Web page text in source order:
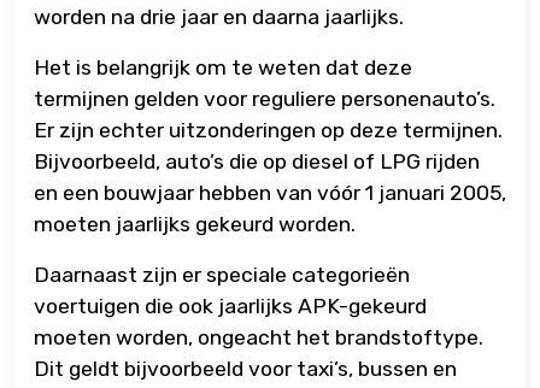
worden na drie jaar en daarna jaarlijks.
Het is belangrijk om te weten dat deze
termijnen gelden voor reguliere personenauto’s.
Er zijn echter uitzonderingen op deze termijnen.
Bijvoorbeeld, auto’s die op diesel of LPG rijden
en een bouwjaar hebben van vóór 1 januari 2005,
moeten jaarlijks gekeurd worden.
Daarnaast zijn er speciale categorieën
voertuigen die ook jaarlijks APK-gekeurd
moeten worden, ongeacht het brandstoftype.
Dit geldt bijvoorbeeld voor taxi’s, bussen en